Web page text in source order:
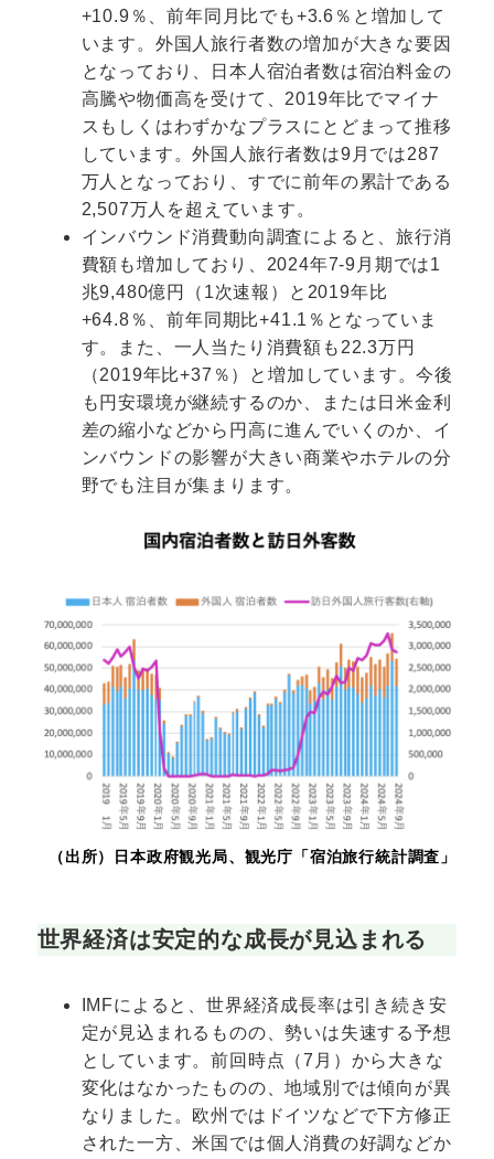
+10.9％、前年同月比でも+3.6％と増加して
います。外国人旅行者数の増加が大きな要因
となっており、日本人宿泊者数は宿泊料金の
高騰や物価高を受けて、2019年比でマイナ
スもしくはわずかなプラスにとどまって推移
しています。外国人旅行者数は9月では287
万人となっており、すでに前年の累計である
2,507万人を超えています。
インバウンド消費動向調査によると、旅行消
費額も増加しており、2024年7-9月期では1
兆9,480億円（1次速報）と2019年比
+64.8％、前年同期比+41.1％となっていま
す。また、一人当たり消費額も22.3万円
（2019年比+37％）と増加しています。今後
も円安環境が継続するのか、または日米金利
差の縮小などから円高に進んでいくのか、イ
ンバウンドの影響が大きい商業やホテルの分
野でも注目が集まります。
（出所）日本政府観光局、観光庁「宿泊旅行統計調査」
世界経済は安定的な成長が見込まれる
IMFによると、世界経済成長率は引き続き安
定が見込まれるものの、勢いは失速する予想
としています。前回時点（7月）から大きな
変化はなかったものの、地域別では傾向が異
なりました。欧州ではドイツなどで下方修正
された一方、米国では個人消費の好調などか